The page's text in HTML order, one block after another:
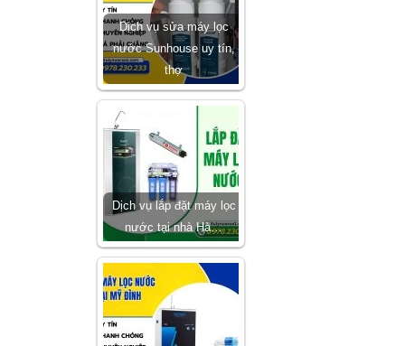
Dịch vụ sửa máy lọc
nước Sunhouse uy tín,
thợ
Dịch vụ lắp đặt máy lọc
nước tại nhà Hà…